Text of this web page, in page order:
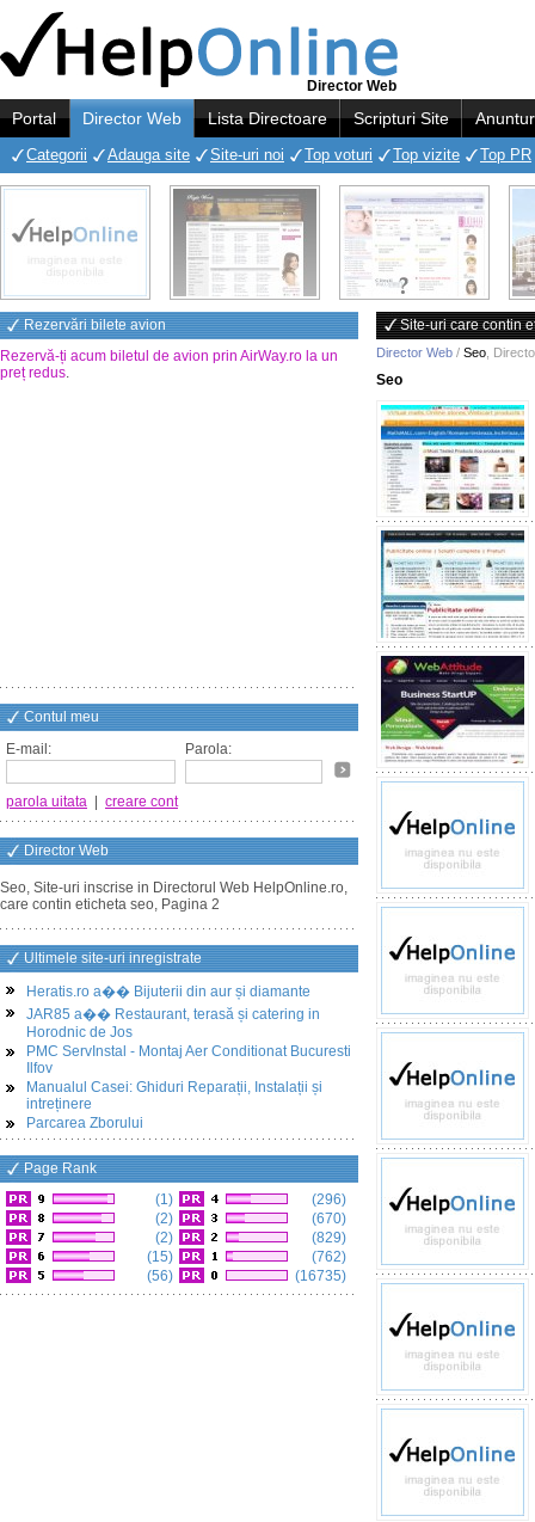
Director Web
Portal Director Web Lista Directoare Scripturi Site
Categorii Adauga site Site-uri noi Top voturi Top vizite Top PR
Rezervări bilete avion
Rezervă-ți acum biletul de avion prin AirWay.ro la un
preț redus.
Contul meu
E-mail:
Parola:
parola uitata creare cont
Director Web
Seo, Site-uri inscrise in Directorul Web HelpOnline.ro,
care contin eticheta seo, Pagina 2
Ultimele site-uri inregistrate
Heratis.ro a�� Bijuterii din aur și diamante
JAR85 a�� Restaurant, terasă și catering in
Horodnic de Jos
PMC ServInstal - Montaj Aer Conditionat Bucuresti
Ilfov
Manualul Casei: Ghiduri Reparații, Instalații și
intreținere
Parcarea Zborului
Page Rank
(1)
(2)
(2)
(15)
(56)
(296)
(670)
(829)
(762)
(16735)
Site-uri care contin
Director Web / Seo
Seo